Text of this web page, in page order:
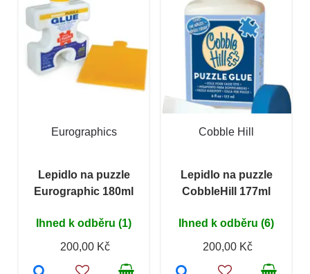
Eurographics
Lepidlo na puzzle
Eurographic 180ml
Ihned k odběru (1)
200,00 Kč
Cobble Hill
Lepidlo na puzzle
CobbleHill 177ml
Ihned k odběru (6)
200,00 Kč